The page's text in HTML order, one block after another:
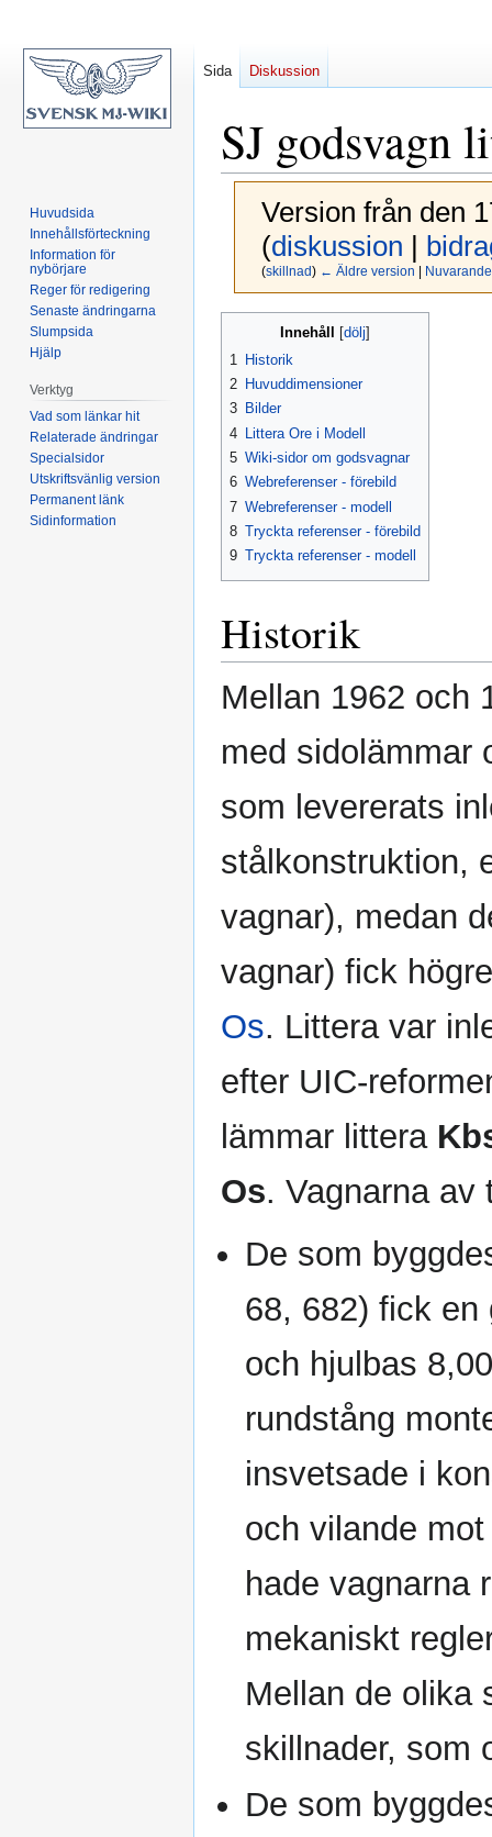
SJ godsvagn
Version från den
(diskussion |
(skillnad) ← Äldre version
Innehåll
1
Historik
2 Huvuddimensioner
3 Bilder
4 Littera Ore i Modell
5 Wiki-sidor om godsvagnar
6 Webreferenser - förebild
7 Webreferenser - modell
8 Tryckta referenser - förebild
9 Tryckta referenser - modell
Historik
Mellan 1962 och
med sidolämmar
som levererats
stålkonstruktion,
vagnar), medan
vagnar) fick
Os. Littera var
efter UIC-
lämmar littera
Os. Vagnarna av
De som
68, 682) fick en
och hjulbas
rundstång
insvetsade i
och vilande
hade vagnarna
mekaniskt
Mellan de olika
skillnader, som
De som
Sida Diskussion
Huvudsida
Innehållsförteckning
Information för
nybörjare
Reger för redigering
Senaste ändringarna
Slumpsida
Hjälp
Verktyg
Vad som länkar hit
Relaterade ändringar
Specialsidor
Utskriftsvänlig version
Permanent länk
Sidinformation